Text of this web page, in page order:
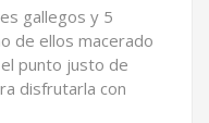
gallegos y 5
de ellos macerado
punto justo de
disfrutarla con